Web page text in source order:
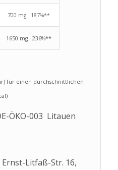
700 mg 187%**
1650 mg 236%**
für einen durchschnittlichen
ÖKO-003 Litauen
Litfaß-Str. 16,